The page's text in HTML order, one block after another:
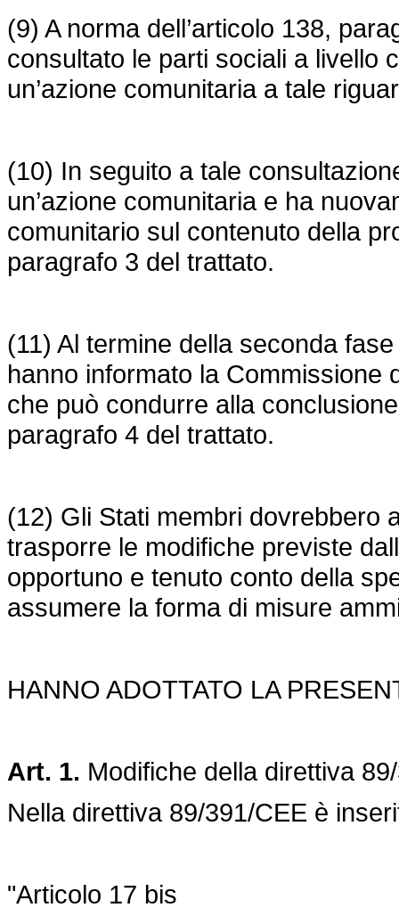
(9) A norma dell’articolo 138,
consultato le parti sociali a livello
un’azione comunitaria a tale
(10) In seguito a tale
un’azione comunitaria e ha
comunitario sul contenuto della
paragrafo 3 del trattato.
(11) Al termine della seconda
hanno informato la Commissione
che può condurre alla
paragrafo 4 del trattato.
(12) Gli Stati membri dovrebbero
trasporre le modifiche previste
opportuno e tenuto conto della
assumere la forma di misure
HANNO ADOTTATO LA
Art. 1. Modifiche della direttiva
Nella direttiva 89/391/CEE è
"Articolo 17 bis